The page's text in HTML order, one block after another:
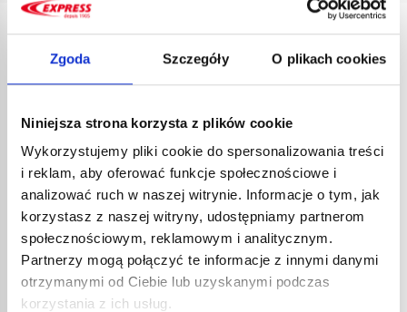
Zgoda Szczegóły O plikach cookies
Niniejsza strona korzysta z plików cookie
Wykorzystujemy pliki cookie do spersonalizowania treści
i reklam, aby oferować funkcje społecznościowe i
analizować ruch w naszej witrynie. Informacje o tym, jak
korzystasz z naszej witryny, udostępniamy partnerom
społecznościowym, reklamowym i analitycznym.
Partnerzy mogą połączyć te informacje z innymi danymi
otrzymanymi od Ciebie lub uzyskanymi podczas
korzystania z ich usług.
POWIĄZANE